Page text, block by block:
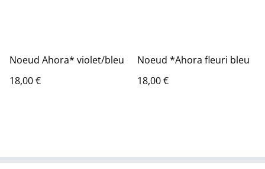
Noeud Ahora* violet/bleu
18,00 €
Noeud *Ahora fleuri bleu
18,00 €